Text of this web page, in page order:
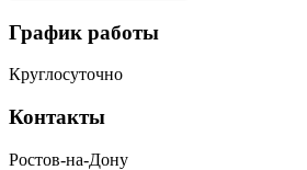
График работы
Круглосуточно
Контакты
Ростов-на-Дону